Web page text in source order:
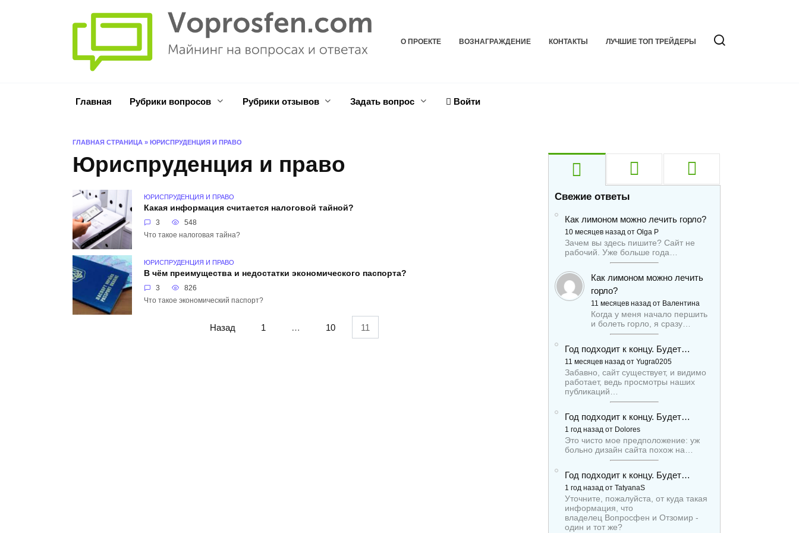
О ПРОЕКТЕ ВОЗНАГРАЖДЕНИЕ КОНТАКТЫ ЛУЧШИЕ ТОП ТРЕЙДЕРЫ
Главная Рубрики вопросов Рубрики отзывов Задать вопрос Войти
ГЛАВНАЯ СТРАНИЦА » ЮРИСПРУДЕНЦИЯ И ПРАВО
Юриспруденция и право
ЮРИСПРУДЕНЦИЯ И ПРАВО
Какая информация считается налоговой тайной?
3
548
Что такое налоговая тайна?
ЮРИСПРУДЕНЦИЯ И ПРАВО
В чём преимущества и недостатки экономического паспорта?
3
826
Что такое экономический паспорт?
Назад 1 … 10 11
Свежие ответы
Как лимоном можно лечить горло?
10 месяцев назад от Olga P
Зачем вы здесь пишите? Сайт не
рабочий. Уже больше года…
Как лимоном можно лечить
горло?
11 месяцев назад от Валентина
Когда у меня начало першить
и болеть горло, я сразу…
Год подходит к концу. Будет…
11 месяцев назад от Yugra0205
Забавно, сайт существует, и видимо
работает, ведь просмотры наших
публикаций…
Год подходит к концу. Будет…
1 год назад от Dolores
Это чисто мое предположение: уж
больно дизайн сайта похож на…
Год подходит к концу. Будет…
1 год назад от TatyanaS
Уточните, пожалуйста, от куда такая
информация, что
владелец Вопросфен и Отзомир -
один и тот же?